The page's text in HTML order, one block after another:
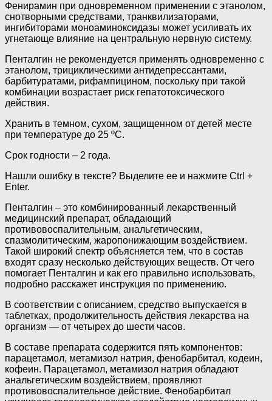
Фенирамин при одновременном применении с этанолом,
снотворными средствами, транквилизаторами,
ингибиторами моноаминоксидазы может усиливать их
угнетающе влияние на центральную нервную систему.
Пенталгин не рекомендуется применять одновременно с
этанолом, трициклическими антидепрессантами,
барбитуратами, рифампицином, поскольку при такой
комбинации возрастает риск гепатотоксического
действия.
Хранить в темном, сухом, защищенном от детей месте
при температуре до 25 ºС.
Срок годности – 2 года.
Нашли ошибку в тексте? Выделите ее и нажмите Ctrl +
Enter.
Пенталгин – это комбинированный лекарственный
медицинский препарат, обладающий
противовоспалительным, анальгетическим,
спазмолитическим, жаропонижающим воздействием.
Такой широкий спектр объясняется тем, что в состав
входят сразу несколько действующих веществ. От чего
помогает Пенталгин и как его правильно использовать,
подробно расскажет инструкция по применению.
В соответствии с описанием, средство выпускается в
таблетках, продолжительность действия лекарства на
организм — от четырех до шести часов.
В составе препарата содержится пять компонентов:
парацетамол, метамизол натрия, фенобарбитал, кодеин,
кофеин. Парацетамол, метамизол натрия обладают
анальгетическим воздействием, проявляют
противовоспалительное действие. Фенобарбитал